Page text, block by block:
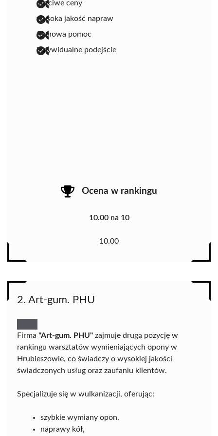
uczciwe ceny
wysoka jakość napraw
fachowa pomoc
indywidualne podejście
Ocena w rankingu
10.00 na 10
10.00
2. Art-gum. PHU
Firma "Art-gum. PHU" zajmuje drugą pozycję w
rankingu warsztatów wymieniających opony w
Hrubieszowie, co świadczy o wysokiej jakości
świadczonych usług oraz zaufaniu klientów.
Specjalizuje się w wulkanizacji, oferując:
szybkie wymiany opon,
naprawy kół,